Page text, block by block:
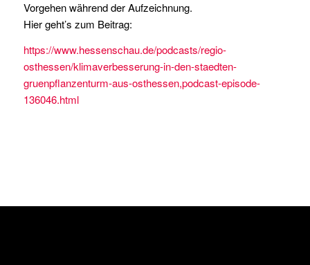
Vorgehen während der Aufzeichnung.
Hier geht’s zum Beitrag:
https://www.hessenschau.de/podcasts/regio-
osthessen/klimaverbesserung-in-den-staedten-
gruenpflanzenturm-aus-osthessen,podcast-episode-
136046.html